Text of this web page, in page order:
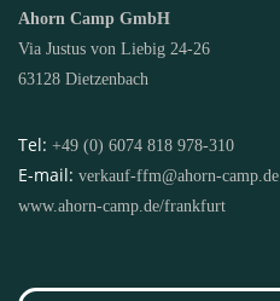
Ahorn Camp GmbH
Via Justus von Liebig 24-26
63128 Dietzenbach
Tel: +49 (0) 6074 818 978-310
E-mail: verkauf-ffm@ahorn-camp.de
www.ahorn-camp.de/frankfurt